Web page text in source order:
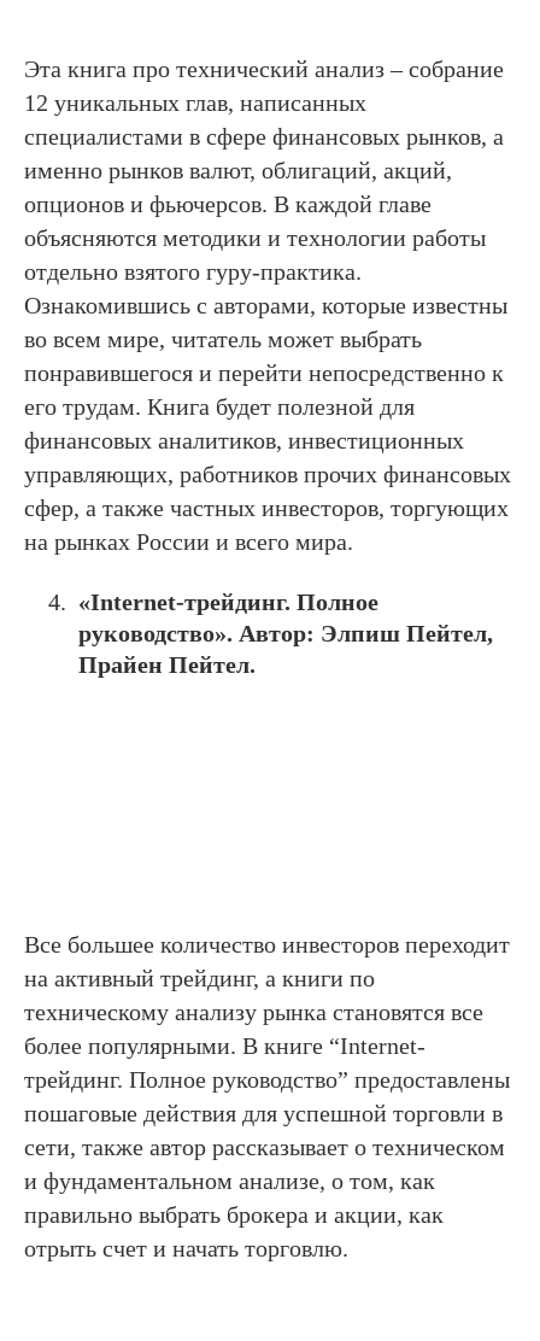
Эта книга про технический анализ – собрание
12 уникальных глав, написанных
специалистами в сфере финансовых рынков, а
именно рынков валют, облигаций, акций,
опционов и фьючерсов. В каждой главе
объясняются методики и технологии работы
отдельно взятого гуру-практика.
Ознакомившись с авторами, которые известны
во всем мире, читатель может выбрать
понравившегося и перейти непосредственно к
его трудам. Книга будет полезной для
финансовых аналитиков, инвестиционных
управляющих, работников прочих финансовых
сфер, а также частных инвесторов, торгующих
на рынках России и всего мира.
«Internet-трейдинг. Полное
руководство». Автор: Элпиш Пейтел,
Прайен Пейтел.
Все большее количество инвесторов переходит
на активный трейдинг, а книги по
техническому анализу рынка становятся все
более популярными. В книге “Internet-
трейдинг. Полное руководство” предоставлены
пошаговые действия для успешной торговли в
сети, также автор рассказывает о техническом
и фундаментальном анализе, о том, как
правильно выбрать брокера и акции, как
отрыть счет и начать торговлю.